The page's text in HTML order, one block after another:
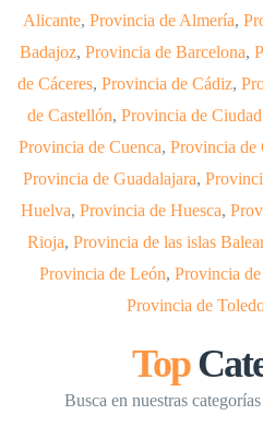
Alicante, Provincia de Almería,
Badajoz, Provincia de Barcelona,
de Cáceres, Provincia de Cádiz,
de Castellón, Provincia de
Provincia de Cuenca, Provincia de
Provincia de Guadalajara,
Huelva, Provincia de Huesca,
Rioja, Provincia de las islas
Provincia de León, Provincia
Provincia de
Top
Busca en nuestras